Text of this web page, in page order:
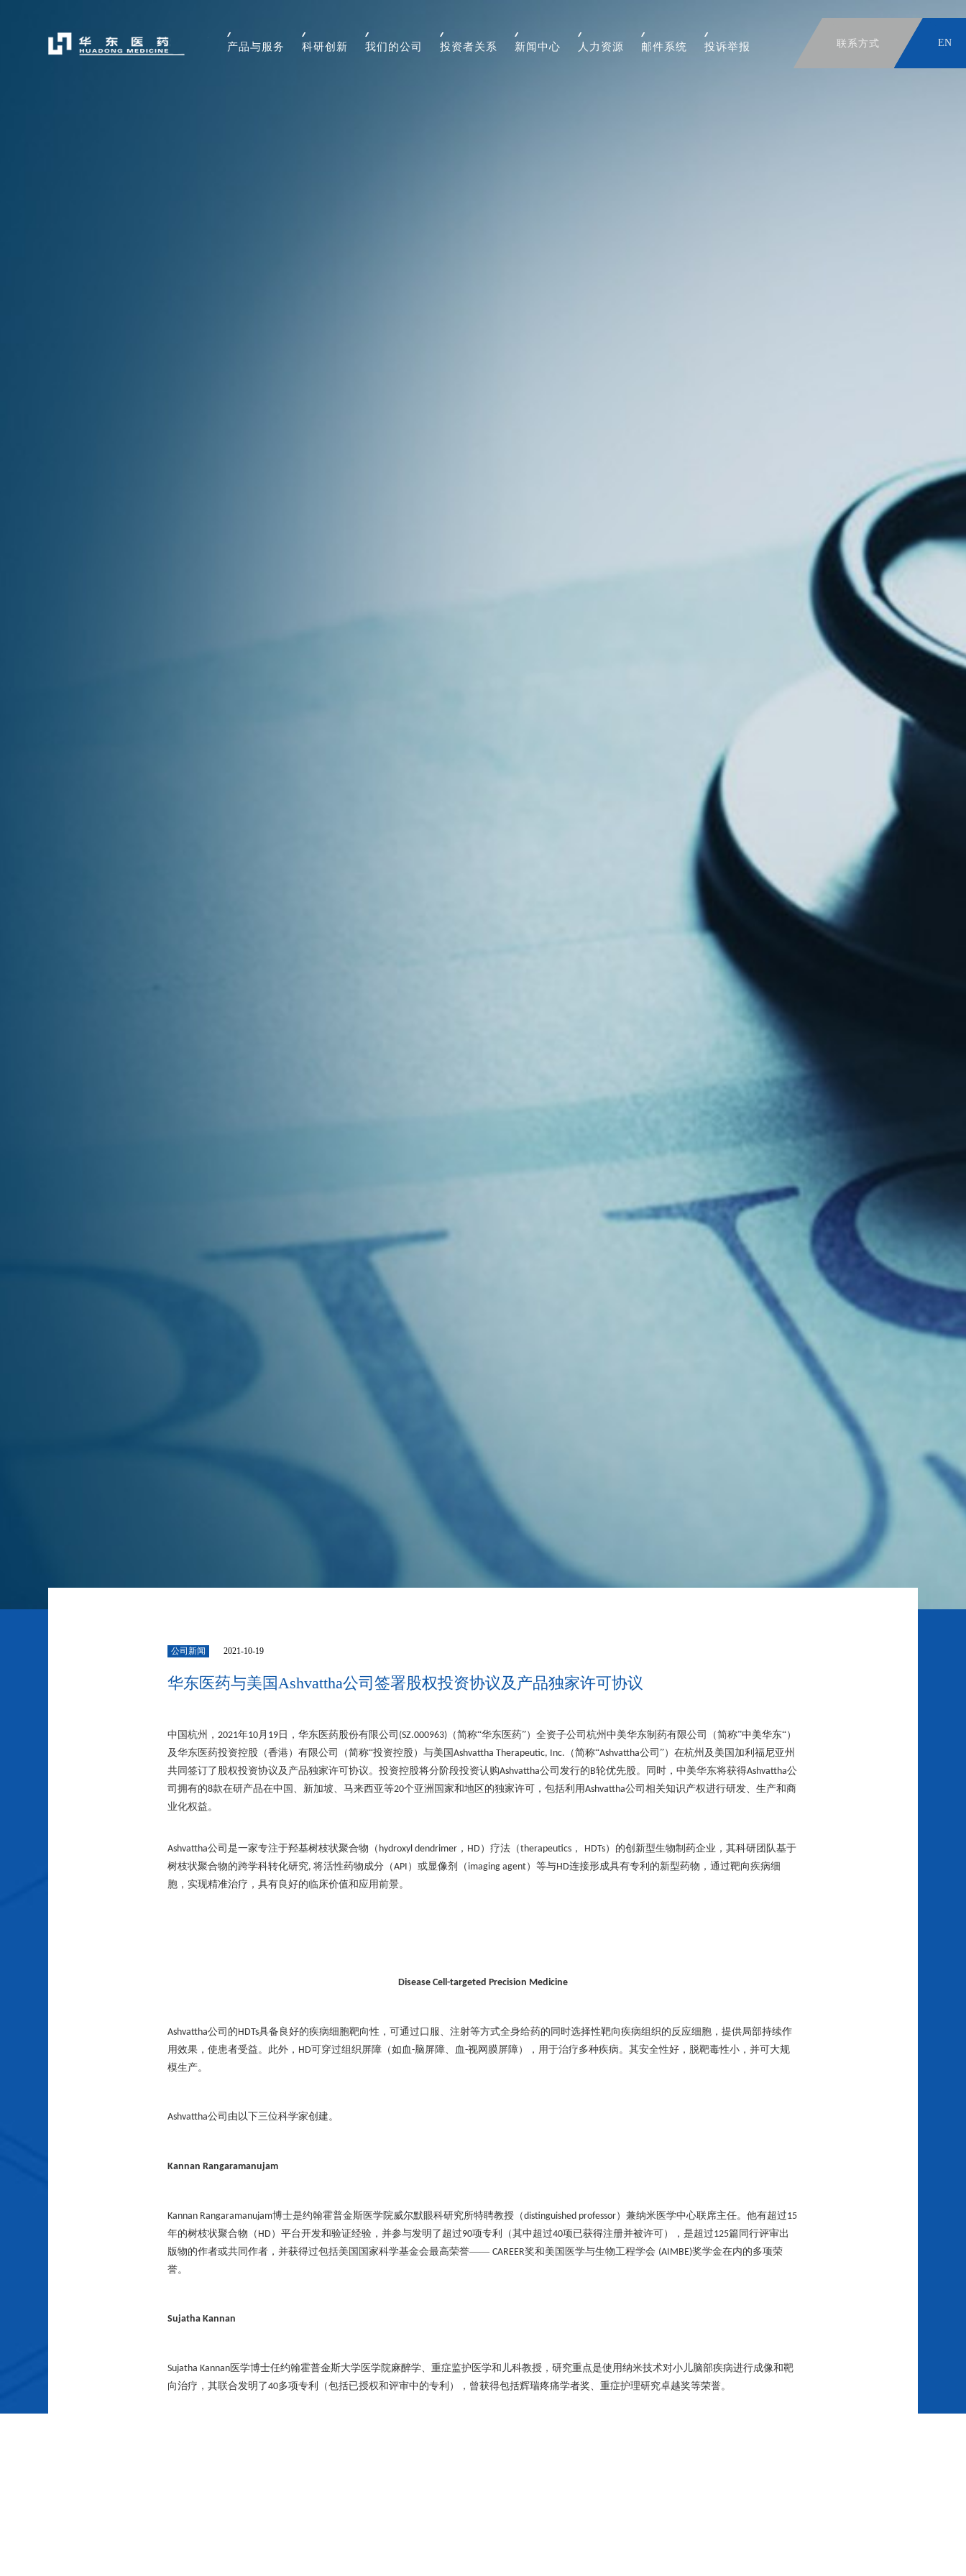
产品与服务 科研创新 我们的公司 投资者关系 新闻中心 人力资源 邮件系统 投诉举报 联系方式 EN
公司新闻 2021-10-19
华东医药与美国Ashvattha公司签署股权投资协议及产品独家许可协议
中国杭州， 2021年10月 19日，华东医药股份有限公司 (SZ.000963)（简称“华东医药”）全资子公司杭州中美华东制药有限公司（简称”中美华东“）
及华东医药投资控股（香港）有限公司（简称“投资控股）与美国Ashvattha Therapeutic, Inc. （简称“Ashvattha公司”）在杭州及美国加利福尼亚州
共同签订了股权投资协议及产品独家许可协议。投资控股将分阶段投资认购Ashvattha公司发行的B轮优先股。同时，中美华东将获得Ashvattha公
司拥有的8款在研产品在中国、新加坡、马来西亚等20个亚洲国家和地区的独家许可，包括利用Ashvattha公司相关知识产权进行研发、生产和商
业化权益。
Ashvattha公司是一家专注于羟基树枝状聚合物（ hydroxyl dendrimer， HD）疗法（therapeutics， HDTs）的创新型生物制药企业，其科研团队基于
树枝状聚合物的跨学科转化研究, 将活性药物成分（API ）或显像剂（imaging agent）等与HD连接形成具有专利的新型药物，通过靶向疾病细
胞，实现精准治疗，具有良好的临床价值和应用前景。
Disease Cell-targeted Precision Medicine
Ashvattha公司的HDTs具备良好的疾病细胞靶向性，可通过口服、注射等方式全身给药的同时选择性靶向疾病组织的反应细胞，提供局部持续作
用效果，使患者受益。此外， HD可穿过组织屏障（如血-脑屏障、血-视网膜屏障），用于治疗多种疾病。其安全性好，脱靶毒性小，并可大规
模生产。
Ashvattha公司由 以下三位科学家创建。
Kannan Rangaramanujam
Kannan Rangaramanujam博士是约翰霍普金斯医学院威尔默眼科研究所特聘教授（distinguished professor）兼纳米医学中心联席主任。他有超过15
年的树枝状聚合物（ HD）平台开发和验证经验，并参与发明了超过90项专利（其中超过40项已获得注册并被许可），是超过125篇同行评审出
版物的作者或共同作者，并获得过包括美国国家科学基金会最高荣誉—— CAREER奖和美国医学与生物工程学会 (AIMBE)奖学金在内的多项荣
誉。
Sujatha Kannan
Sujatha Kannan医学博士任约翰霍普金斯大学医学院麻醉学、重症监护医学和儿科教授，研究重点是使用纳米技术对小儿脑部疾病进行成像和靶
向治疗，其联合发明了40多项专利（包括已授权和评审中的专利），曾获得包括辉瑞疼痛学者奖、重症护理研究卓越奖等荣誉。